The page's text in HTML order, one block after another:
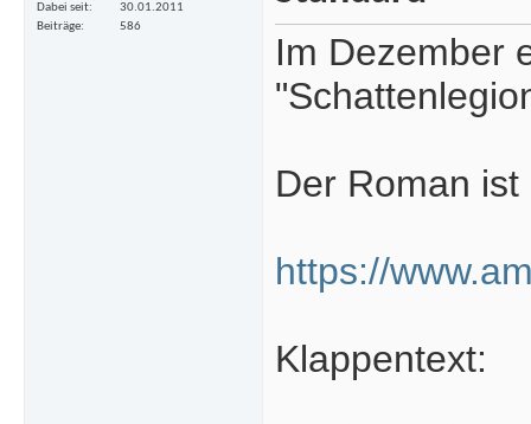
Dabei seit
30.01.2011
Beiträge
586
Im Dezember
Der Roman
https://
Klappentext: